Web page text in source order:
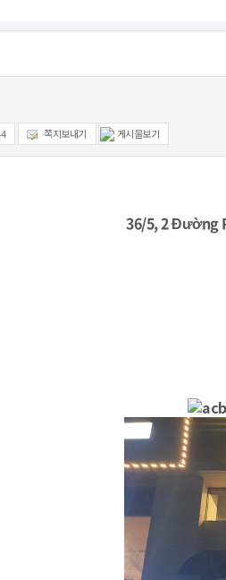
쪽지보내기 게시물보기
36/5, 2 Đường